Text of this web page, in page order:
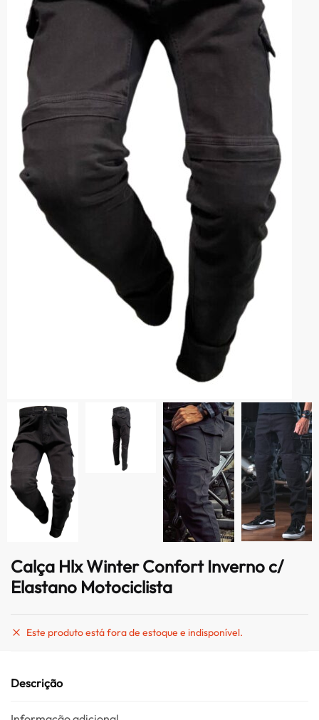
Calça Hlx Winter Confort Inverno c/
Elastano Motociclista
Este produto está fora de estoque e indisponível.
Descrição